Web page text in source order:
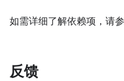
如需详细了解依赖项，请
反馈